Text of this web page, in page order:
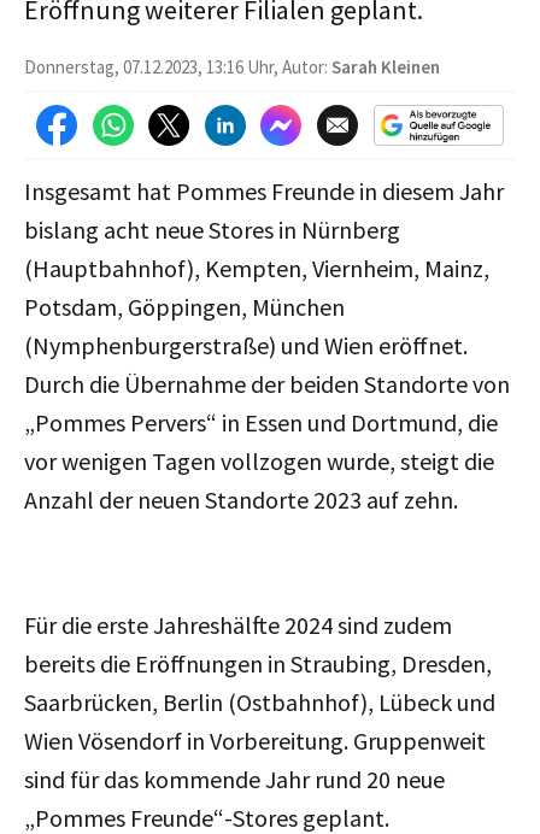
Eröffnung weiterer Filialen geplant.
Donnerstag, 07.12.2023, 13:16 Uhr, Autor: Sarah Kleinen
Insgesamt hat Pommes Freunde in diesem Jahr
bislang acht neue Stores in Nürnberg
(Hauptbahnhof), Kempten, Viernheim, Mainz,
Potsdam, Göppingen, München
(Nymphenburgerstraße) und Wien eröffnet.
Durch die Übernahme der beiden Standorte von
„Pommes Pervers“ in Essen und Dortmund, die
vor wenigen Tagen vollzogen wurde, steigt die
Anzahl der neuen Standorte 2023 auf zehn.
Für die erste Jahreshälfte 2024 sind zudem
bereits die Eröffnungen in Straubing, Dresden,
Saarbrücken, Berlin (Ostbahnhof), Lübeck und
Wien Vösendorf in Vorbereitung. Gruppenweit
sind für das kommende Jahr rund 20 neue
„Pommes Freunde“-Stores geplant.